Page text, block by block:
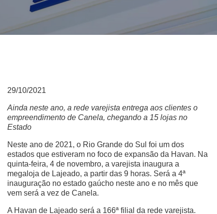
29/10/2021
Ainda neste ano, a rede varejista entrega aos clientes o
empreendimento de Canela, chegando a 15 lojas no
Estado
Neste ano de 2021, o Rio Grande do Sul foi um dos
estados que estiveram no foco de expansão da Havan. Na
quinta-feira, 4 de novembro, a varejista inaugura a
megaloja de Lajeado, a partir das 9 horas. Será a 4ª
inauguração no estado gaúcho neste ano e no mês que
vem será a vez de Canela.
A Havan de Lajeado será a 166ª filial da rede varejista.